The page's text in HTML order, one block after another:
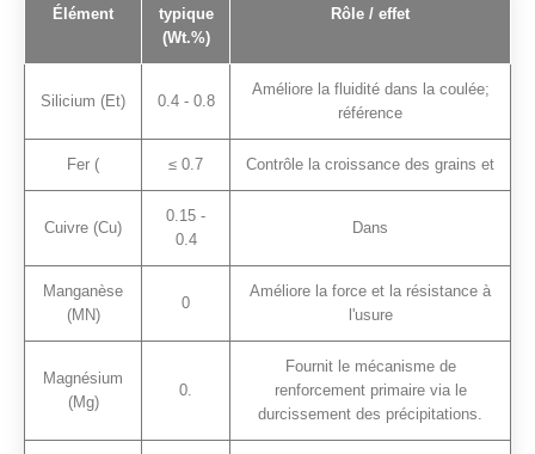
Élément
typique
(Wt.%)
Rôle / effet
Silicium (Et) 0.4 - 0.8
Améliore la fluidité dans la coulée;
référence
Fer ( ≤ 0.7 Contrôle la croissance des grains et
Cuivre (Cu)
0.15 -
0.4
Dans
Manganèse
(MN)
0
Améliore la force et la résistance à
l'usure
Magnésium
(Mg)
0.
Fournit le mécanisme de
renforcement primaire via le
durcissement des précipitations.